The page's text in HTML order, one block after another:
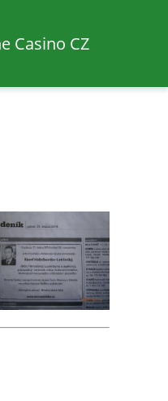
Casino CZ